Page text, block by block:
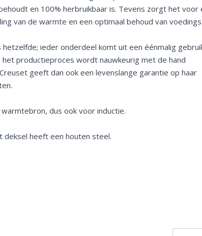
en 100% herbruikbaar is. Tevens zorgt het voor
van de warmte en een optimaal behoud van
hetzelfde; ieder onderdeel komt uit een éénmalig
productieproces wordt nauwkeurig met de hand
geeft dan ook een levenslange garantie op haar
dus ook voor inductie.
deksel heeft een houten steel.